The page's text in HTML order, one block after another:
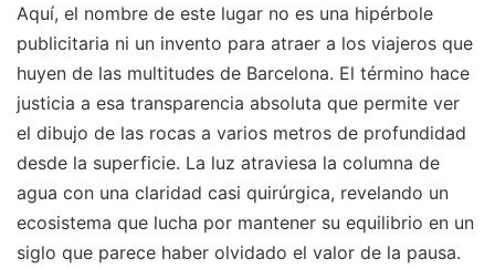
Aquí, el nombre de este lugar no es una hipérbole
publicitaria ni un invento para atraer a los viajeros que
huyen de las multitudes de Barcelona. El término hace
justicia a esa transparencia absoluta que permite ver
el dibujo de las rocas a varios metros de profundidad
desde la superficie. La luz atraviesa la columna de
agua con una claridad casi quirúrgica, revelando un
ecosistema que lucha por mantener su equilibrio en un
siglo que parece haber olvidado el valor de la pausa.